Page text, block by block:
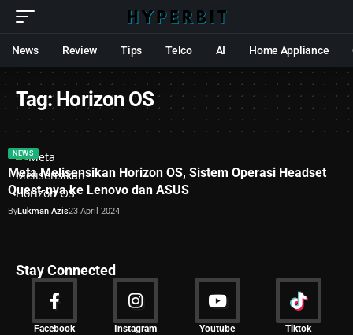
News Review Tips Telco AI Home Appliance
Tag:Horizon OS
NEWS
Meta Melisensikan Horizon OS, Sistem Operasi Headset
Quest-nya ke Lenovo dan ASUS
ByLukman Azis23 April 2024
Stay Connected
Facebook Instagram Youtube Tiktok
News